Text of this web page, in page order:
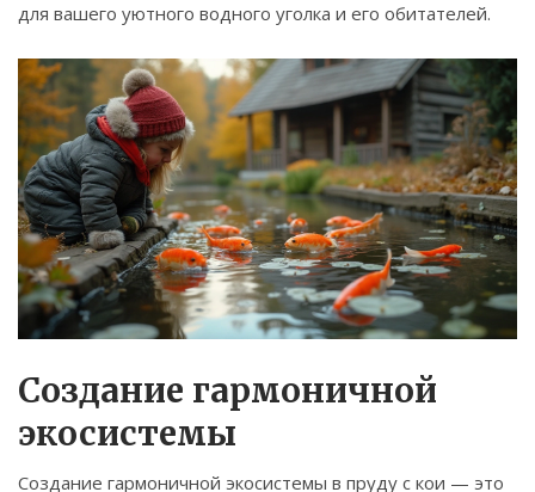
для вашего уютного водного уголка и его обитателей.
Создание гармоничной
экосистемы
Создание гармоничной экосистемы в пруду с кои — это